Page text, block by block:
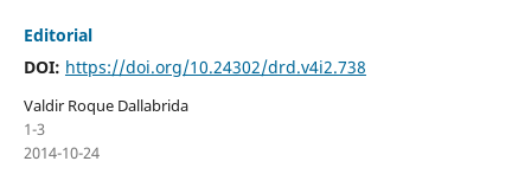
Editorial
DOI: https://doi.org/10.24302/drd.v4i2.738
Valdir Roque Dallabrida
1-3
2014-10-24